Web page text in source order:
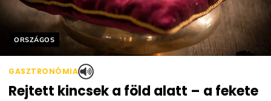
Helyszín címkék:
ORSZÁGOS
GASZTRONÓMIA
Rejtett kincsek a föld alatt – a fekete